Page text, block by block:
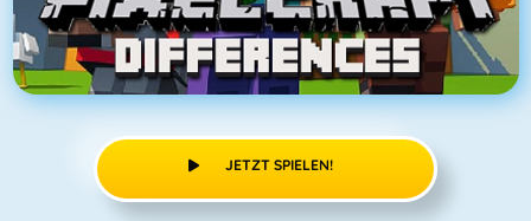
JETZT SPIELEN!